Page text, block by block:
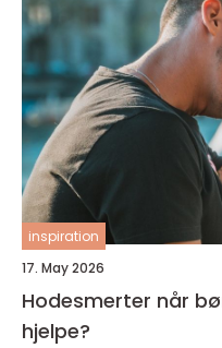
inspiration
17. May 2026
Hodesmerter når bør du reagere, og hva kan
hjelpe?